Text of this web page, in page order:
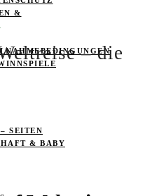
&
SEITEN
& BABY
– die